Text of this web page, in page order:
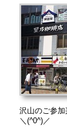
沢山のご参
＼(^0^)／